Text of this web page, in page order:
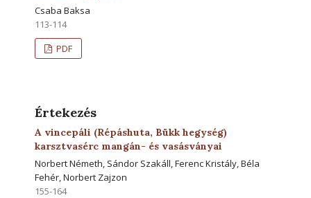
Csaba Baksa
113-114
PDF
Értekezés
A vincepáli (Répáshuta, Bükk hegység)
karsztvasérc mangán- és vasásványai
Norbert Németh, Sándor Szakáll, Ferenc Kristály, Béla
Fehér, Norbert Zajzon
155-164